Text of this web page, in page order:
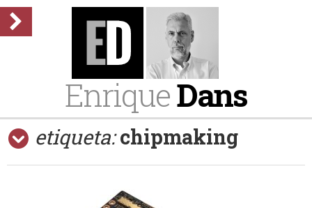
EnriqueDans
etiqueta: chipmaking